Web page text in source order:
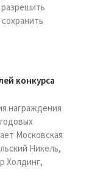
конкурса
награждения
Московская
Никель,
Холдинг,